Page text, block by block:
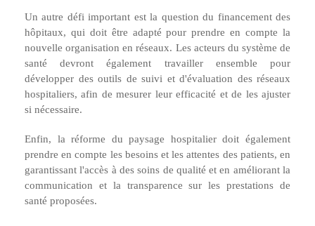
Un autre défi important est la question du financement des
hôpitaux, qui doit être adapté pour prendre en compte la
nouvelle organisation en réseaux. Les acteurs du système de
santé devront également travailler ensemble pour
développer des outils de suivi et d'évaluation des réseaux
hospitaliers, afin de mesurer leur efficacité et de les ajuster
si nécessaire.
Enfin, la réforme du paysage hospitalier doit également
prendre en compte les besoins et les attentes des patients, en
garantissant l'accès à des soins de qualité et en améliorant la
communication et la transparence sur les prestations de
santé proposées.